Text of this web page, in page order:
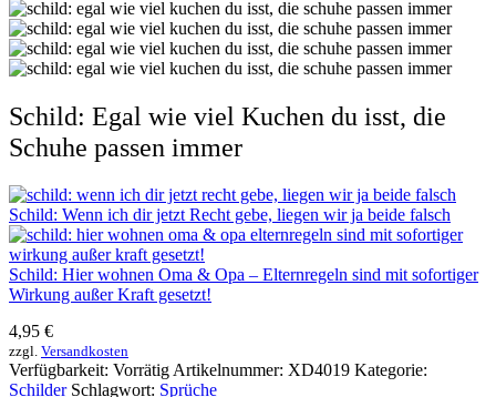
Schild: Egal wie viel Kuchen du isst, die
Schuhe passen immer
Schild: Wenn ich dir jetzt Recht gebe, liegen wir ja beide falsch
Schild: Hier wohnen Oma & Opa – Elternregeln sind mit sofortiger
Wirkung außer Kraft gesetzt!
4,95 €
zzgl. Versandkosten
Verfügbarkeit: Vorrätig Artikelnummer: XD4019 Kategorie:
Schilder Schlagwort: Sprüche